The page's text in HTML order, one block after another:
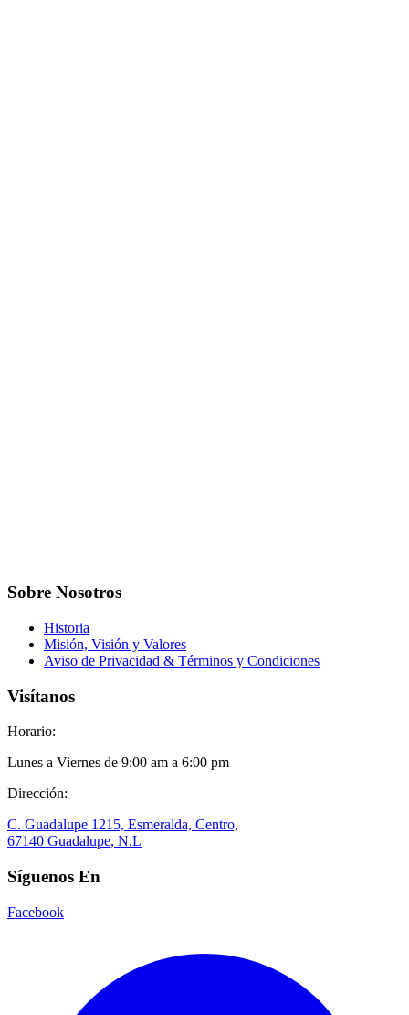
Sobre Nosotros
Historia
Misión, Visión y Valores
Aviso de Privacidad & Términos y Condiciones
Visítanos
Horario:
Lunes a Viernes de 9:00 am a 6:00 pm
Dirección:
C. Guadalupe 1215, Esmeralda, Centro,
67140 Guadalupe, N.L
Síguenos En
Facebook